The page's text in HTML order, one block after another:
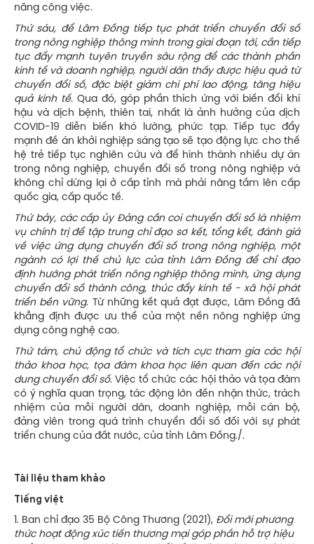
năng công việc.
Thứ sáu, để Lâm Đồng tiếp tục phát triển chuyển đổi số
trong nông nghiệp thông minh trong giai đoạn tới, cần tiếp
tục đẩy mạnh tuyên truyền sâu rộng để các thành phần
kinh tế và doanh nghiệp, người dân thấy được hiệu quả từ
chuyển đổi số, đặc biệt giảm chi phí lao động, tăng hiệu
quả kinh tế. Qua đó, góp phần thích ứng với biến đổi khí
hậu và dịch bệnh, thiên tai, nhất là ảnh hưởng của dịch
COVID-19 diễn biến khó lường, phức tạp. Tiếp tục đẩy
mạnh đề án khởi nghiệp sáng tạo sẽ tạo động lực cho thế
hệ trẻ tiếp tục nghiên cứu và để hình thành nhiều dự án
trong nông nghiệp, chuyển đổi số trong nông nghiệp và
không chỉ dừng lại ở cấp tỉnh mà phải nâng tầm lên cấp
quốc gia, cấp quốc tế.
Thứ bảy, các cấp ủy Đảng cần coi chuyển đổi số là nhiệm
vụ chính trị để tập trung chỉ đạo sơ kết, tổng kết, đánh giá
về việc ứng dụng chuyển đổi số trong nông nghiệp, một
ngành có lợi thế chủ lực của tỉnh Lâm Đồng để chỉ đạo
định hướng phát triển nông nghiệp thông minh, ứng dụng
chuyển đổi số thành công, thúc đẩy kinh tế - xã hội phát
triển bền vững. Từ những kết quả đạt được, Lâm Đồng đã
khẳng định được ưu thế của một nền nông nghiệp ứng
dụng công nghệ cao.
Thứ tám, chủ động tổ chức và tích cực tham gia các hội
thảo khoa học, tọa đàm khoa học liên quan đến các nội
dung chuyển đổi số. Việc tổ chức các hội thảo và tọa đàm
có ý nghĩa quan trọng, tác động lớn đến nhận thức, trách
nhiệm của mỗi người dân, doanh nghiệp, mỗi cán bộ,
đảng viên trong quá trình chuyển đổi số đối với sự phát
triển chung của đất nước, của tỉnh Lâm Đồng./.
Tài liệu tham khảo
Tiếng việt
1. Ban chỉ đạo 35 Bộ Công Thương (2021), Đổi mới phương
thức hoạt động xúc tiến thương mại góp phần hỗ trợ hiệu